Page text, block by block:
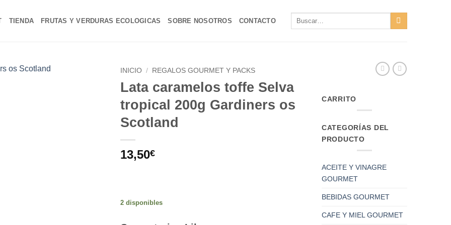
TIENDA FRUTAS Y VERDURAS ECOLOGICAS SOBRE NOSOTROS CONTACTO
Buscar
INICIO / REGALOS GOURMET Y PACKS
Lata caramelos toffe Selva
tropical 200g Gardiners os
Scotland
13,50€
2 disponibles
CARRITO
CATEGORÍAS DEL
PRODUCTO
ACEITE Y VINAGRE
GOURMET
BEBIDAS GOURMET
CAFE Y MIEL GOURMET